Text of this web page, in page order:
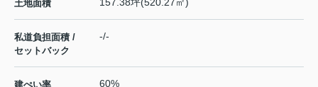
土地面積
私道負担面積 /
セットバック
-/-
建ぺい率 60%